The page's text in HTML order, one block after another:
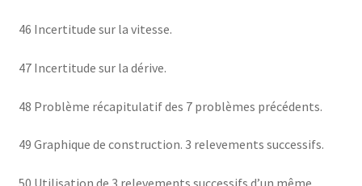
46 Incertitude sur la vitesse.
47 Incertitude sur la dérive.
48 Problème récapitulatif des 7 problèmes précédents.
49 Graphique de construction. 3 relevements successifs.
50 Utilisation de 3 relevements successifs d’un même